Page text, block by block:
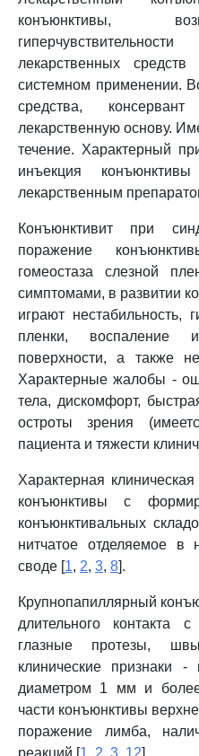
конъюнктивы,
лекарственных
системном применении.
средства,
лекарственную основу.
течение. Характерный
инъекция
лекарственным
Конъюнктивит при
поражение
гомеостаза слезной
симптомами, в развитии
играют нестабильность,
пленки, воспаление
поверхности, а также
Характерные жалобы -
тела, дискомфорт,
остроты зрения
пациента и тяжести
Характерная
конъюнктивы с
конъюнктивальных
нитчатое отделяемое в
своде [1, 2, 3, 8].
Крупнопапиллярный
длительного
глазные протезы,
клинические признаки
диаметром 1 мм и
части конъюнктивы
поражение лимба,
реакций [1, 2, 3, 12].